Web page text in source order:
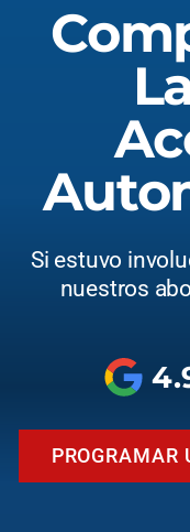
Si estuvo
nuestros
PROGRAMAR